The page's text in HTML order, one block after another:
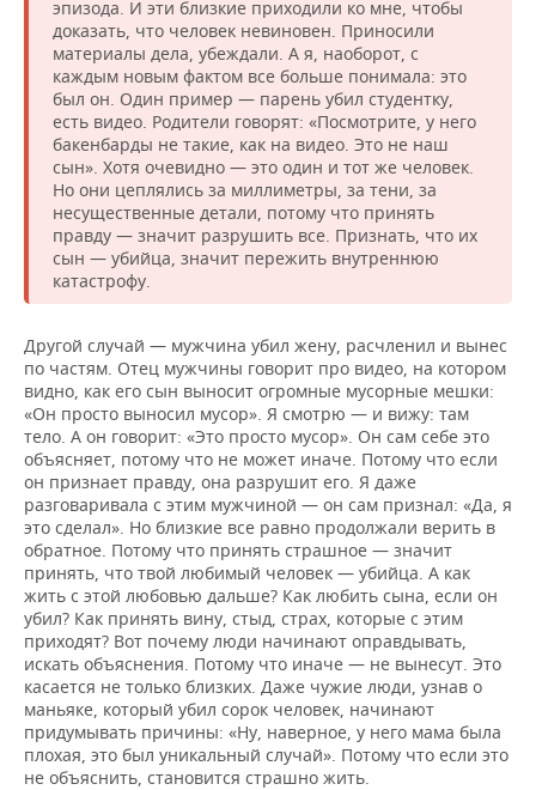
эпизода. И эти близкие приходили ко мне, чтобы
доказать, что человек невиновен. Приносили
материалы дела, убеждали. А я, наоборот, с
каждым новым фактом все больше понимала: это
был он. Один пример — парень убил студентку,
есть видео. Родители говорят: «Посмотрите, у него
бакенбарды не такие, как на видео. Это не наш
сын». Хотя очевидно — это один и тот же человек.
Но они цеплялись за миллиметры, за тени, за
несущественные детали, потому что принять
правду — значит разрушить все. Признать, что их
сын — убийца, значит пережить внутреннюю
катастрофу.
Другой случай — мужчина убил жену, расчленил и вынес
по частям. Отец мужчины говорит про видео, на котором
видно, как его сын выносит огромные мусорные мешки:
«Он просто выносил мусор». Я смотрю — и вижу: там
тело. А он говорит: «Это просто мусор». Он сам себе это
объясняет, потому что не может иначе. Потому что если
он признает правду, она разрушит его. Я даже
разговаривала с этим мужчиной — он сам признал: «Да, я
это сделал». Но близкие все равно продолжали верить в
обратное. Потому что принять страшное — значит
принять, что твой любимый человек — убийца. А как
жить с этой любовью дальше? Как любить сына, если он
убил? Как принять вину, стыд, страх, которые с этим
приходят? Вот почему люди начинают оправдывать,
искать объяснения. Потому что иначе — не вынесут. Это
касается не только близких. Даже чужие люди, узнав о
маньяке, который убил сорок человек, начинают
придумывать причины: «Ну, наверное, у него мама была
плохая, это был уникальный случай». Потому что если это
не объяснить, становится страшно жить.